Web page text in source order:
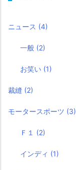
ニュース (4)
一般 (2)
お笑い (1)
裁縫 (2)
モータースポーツ (3)
Ｆ１ (2)
インディ (1)